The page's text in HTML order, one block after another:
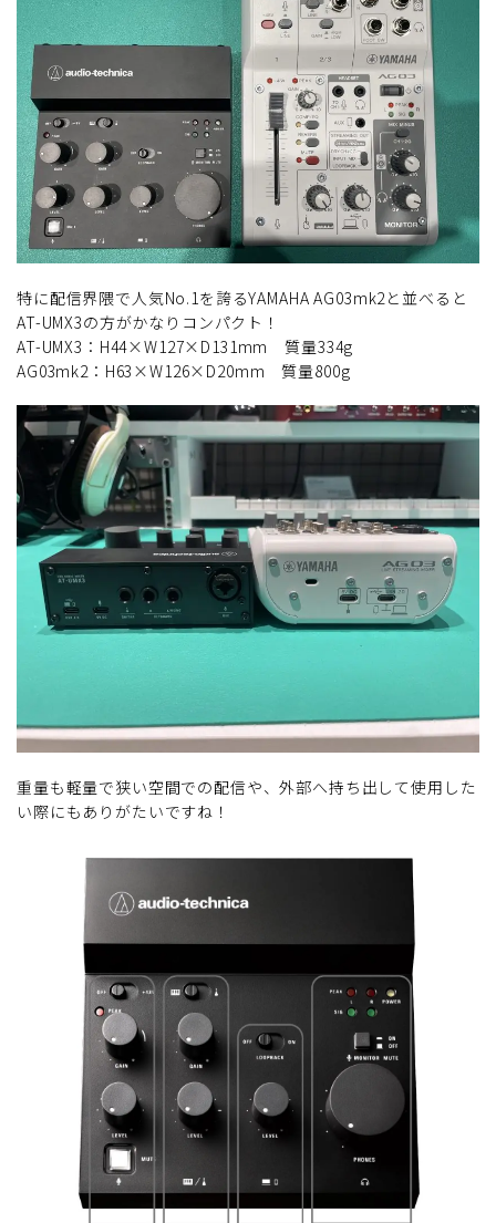
特に配信界隈で人気No.1を誇るYAMAHA AG03mk2と並べると
AT-UMX3の方がかなりコンパクト！
AT-UMX3：H44×W127×D131mm 質量334g
AG03mk2：H63×W126×D20mm 質量800g
重量も軽量で狭い空間での配信や、外部へ持ち出して使用した
い際にもありがたいですね！